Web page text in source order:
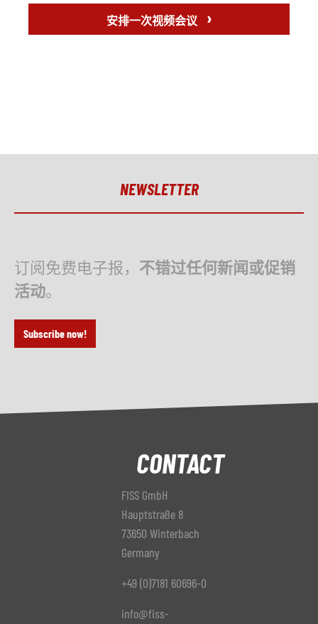
安排一次视频会议 ›
NEWSLETTER
订阅免费电子报， 不错过任何新闻或促销
活动。
Subscribe now!
CONTACT
FISS GmbH
Hauptstraße 8
73650 Winterbach
Germany
+49 (0)7181 60696-0
info@fiss-